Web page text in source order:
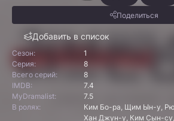
Добавить в список
Поделиться
Сезон:
1
Серия:
8
Всего серий:
8
IMDB:
7.4
MyDramalist:
7.5
В ролях:
Ким Бо-ра, Щим Ын-у,
Хан Джун-у, Ким Сын-